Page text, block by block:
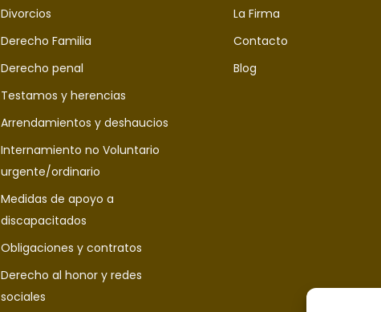
Divorcios
Derecho Familia
Derecho penal
Testamos y herencias
Arrendamientos y deshaucios
Internamiento no Voluntario
urgente/ordinario
Medidas de apoyo a
discapacitados
Obligaciones y contratos
Derecho al honor y redes
sociales
La Firma
Contacto
Blog